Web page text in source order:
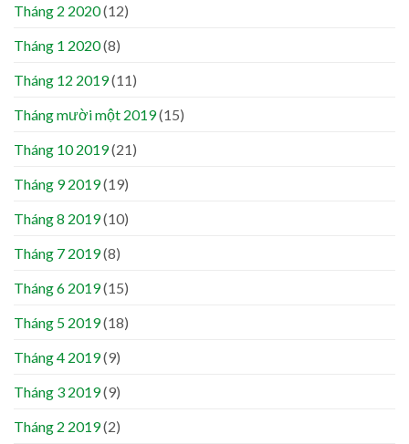
Tháng 2 2020(12)
Tháng 1 2020(8)
Tháng 12 2019(11)
Tháng mười một 2019(15)
Tháng 10 2019(21)
Tháng 9 2019(19)
Tháng 8 2019(10)
Tháng 7 2019(8)
Tháng 6 2019(15)
Tháng 5 2019(18)
Tháng 4 2019(9)
Tháng 3 2019(9)
Tháng 2 2019(2)